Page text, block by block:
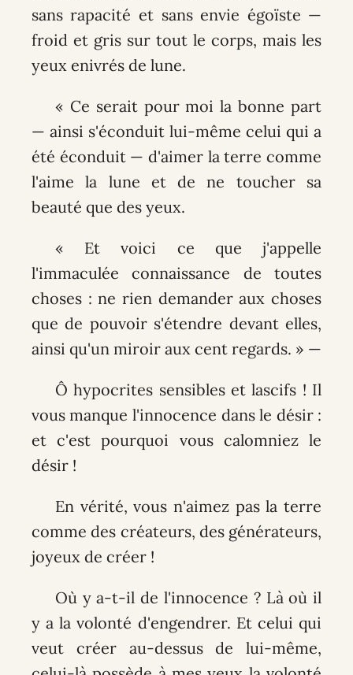
sans rapacité et sans envie égoïste —
froid et gris sur tout le corps, mais les
yeux enivrés de lune.
« Ce serait pour moi la bonne part
— ainsi s'éconduit lui-même celui qui a
été éconduit — d'aimer la terre comme
l'aime la lune et de ne toucher sa
beauté que des yeux.
« Et voici ce que j'appelle
l'immaculée connaissance de toutes
choses : ne rien demander aux choses
que de pouvoir s'étendre devant elles,
ainsi qu'un miroir aux cent regards. » —
Ô hypocrites sensibles et lascifs ! Il
vous manque l'innocence dans le désir :
et c'est pourquoi vous calomniez le
désir !
En vérité, vous n'aimez pas la terre
comme des créateurs, des générateurs,
joyeux de créer !
Où y a-t-il de l'innocence ? Là où il
y a la volonté d'engendrer. Et celui qui
veut créer au-dessus de lui-même,